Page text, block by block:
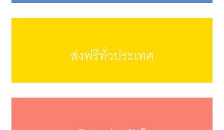
ส่งฟรีทั่วประเทศ